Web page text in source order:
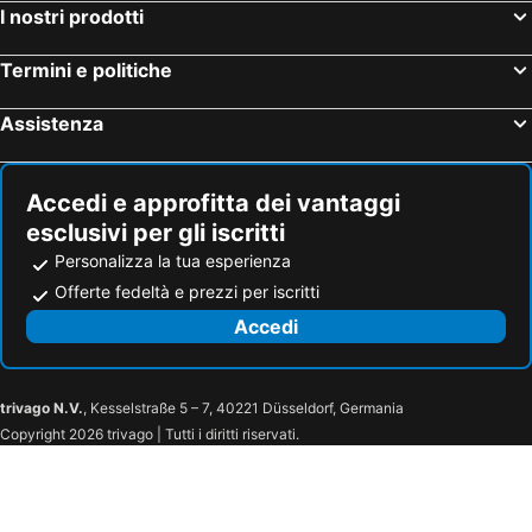
Palm Breeze Hotel
I nostri prodotti
Termini e politiche
Assistenza
Accedi e approfitta dei vantaggi
esclusivi per gli iscritti
Personalizza la tua esperienza
Offerte fedeltà e prezzi per iscritti
Accedi
trivago N.V., Kesselstraße 5 – 7, 40221 Düsseldorf, Germania
Copyright 2026 trivago | Tutti i diritti riservati.